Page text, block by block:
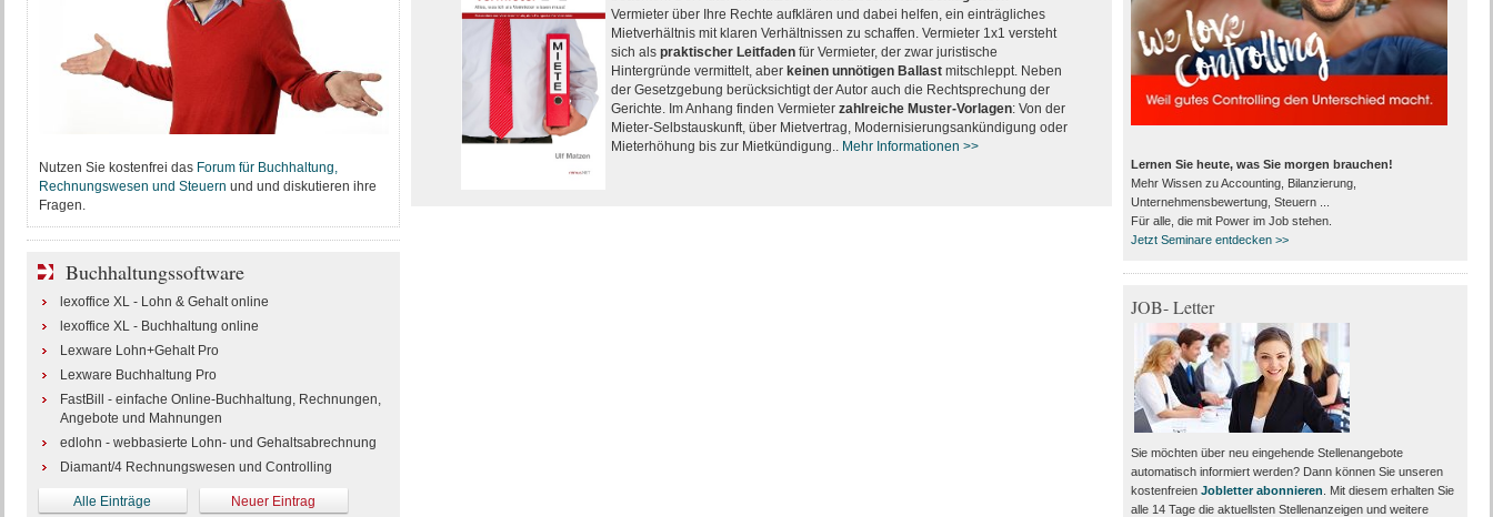
Vermieter über Ihre Rechte aufklären und dabei helfen, ein einträgliches
Mietverhältnis mit klaren Verhältnissen zu schaffen. Vermieter 1x1 versteht
sich als praktischer Leitfadenfür Vermieter, der zwar juristische
Hintergründe vermittelt, aber keinen unnötigen Ballastmitschleppt. Neben
der Gesetzgebung berücksichtigt der Autor auch die Rechtsprechung der
Gerichte. Im Anhang finden Vermieter zahlreiche Muster-Vorlagen: Von der
Mieter-Selbstauskunft, über Mietvertrag, Modernisierungsankündigung oder
Mieterhöhung bis zur Mietkündigung.. Mehr Informationen >>
Nutzen Sie kostenfrei das Forum für Buchhaltung,
Rechnungswesen und Steuern und und diskutieren ihre
Fragen.
Buchhaltungssoftware
lexoffice XL - Lohn & Gehalt online
lexoffice XL - Buchhaltung online
Lexware Lohn+Gehalt Pro
Lexware Buchhaltung Pro
FastBill - einfache Online-Buchhaltung, Rechnungen,
Angebote und Mahnungen
edlohn - webbasierte Lohn- und Gehaltsabrechnung
Diamant/4 Rechnungswesen und Controlling
Alle Einträge Neuer Eintrag
Lernen Sie heute, was Sie morgen brauchen!
Mehr Wissen zu Accounting, Bilanzierung,
Unternehmensbewertung, Steuern ...
Für alle, die mit Power im Job stehen.
Jetzt Seminare entdecken >>
JOB- Letter
Sie möchten über neu eingehende Stellenangebote
automatisch informiert werden? Dann können Sie unseren
kostenfreien Jobletter abonnieren . Mit diesem erhalten Sie
alle 14 Tage die aktuellsten Stellenanzeigen und weitere